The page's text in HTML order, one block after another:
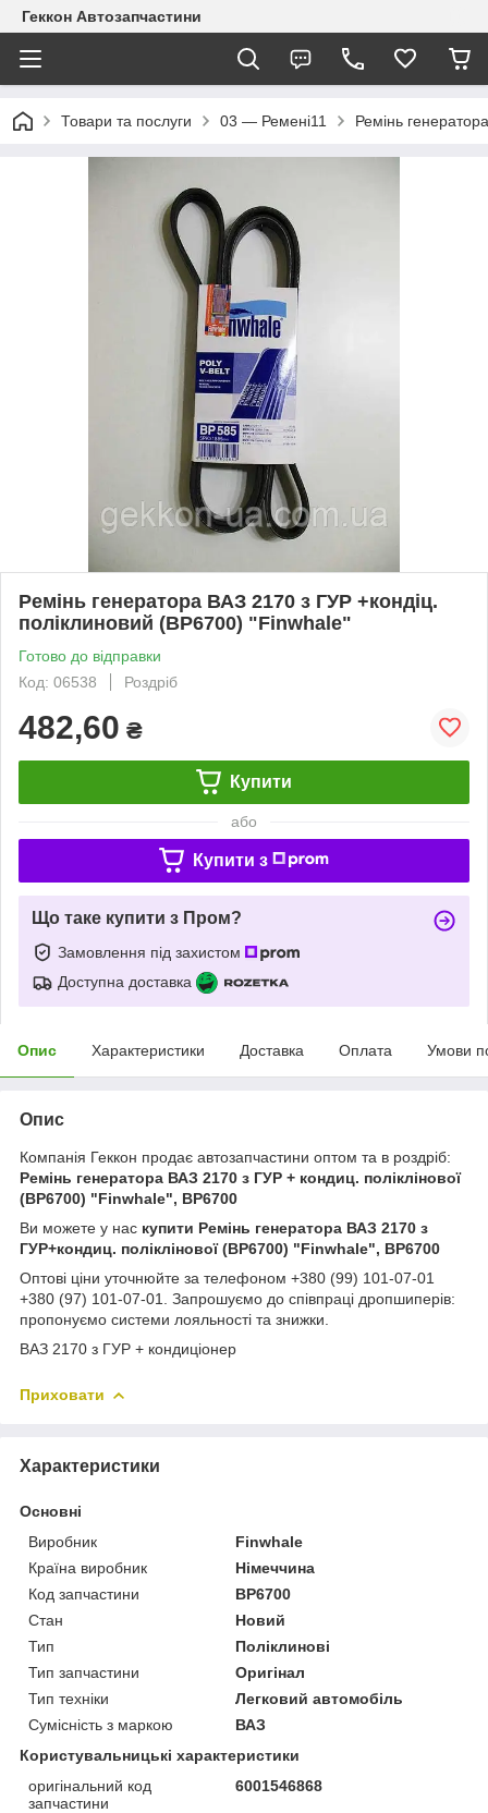
Геккон Автозапчастини
Товари та послуги 03 — Ремені11 Ремінь
Ремінь генератора ВАЗ 2170 з ГУР +кондіц.
поліклиновий (BP6700) "Finwhale"
Готово до відправки
Код: 06538
Роздріб
482,60 ₴
Купити
або
Купити з
Що таке купити з Пром?
Замовлення під захистом
Доступна доставка
Опис Характеристики Доставка Оплата Умови
Опис
Компанія Геккон продає автозапчастини оптом та в роздріб:
Ремінь генератора ВАЗ 2170 з ГУР + кондиц. поліклінової
(BP6700) "Finwhale", BP6700
Ви можете у нас купити Ремінь генератора ВАЗ 2170 з
ГУР+кондиц. поліклінової (BP6700) "Finwhale", BP6700
Оптові ціни уточнюйте за телефоном +380 (99) 101-07-01
+380 (97) 101-07-01. Запрошуємо до співпраці дропшиперів:
пропонуємо системи лояльності та знижки.
ВАЗ 2170 з ГУР + кондиціонер
Приховати
Характеристики
Основні
Виробник
Finwhale
Країна виробник
Німеччина
Код запчастини
BP6700
Стан
Новий
Тип
Поліклинові
Тип запчастини
Оригінал
Тип техніки
Легковий автомобіль
Сумісність з маркою
ВАЗ
Користувальницькі характеристики
оригінальний код
запчастини
6001546868